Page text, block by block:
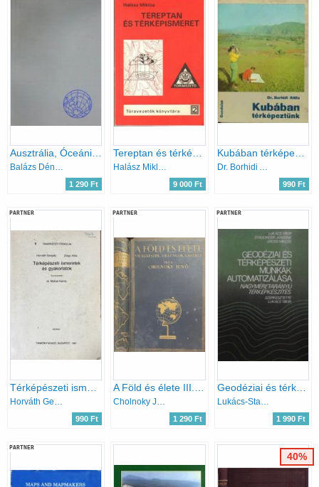
Ausztrália, Óceánia, Antarktisz
Balázs Dénes
1 290 Ft
Tereptan és térképismeret Túravezetők könyvtára 2.
Halász Miklós
9 000 Ft
Kubában térképeztünk
Dr. Borhidi Attila
990 Ft
PARTNER
Horváth Gergely-Zsiga Attila
990 Ft
PARTNER
Cholnoky Jenő
1 290 Ft
PARTNER
Geodéziai és térképészeti munkák automatizálása
Lukács-Staudinger-Gross
1 990 Ft
PARTNER
40%